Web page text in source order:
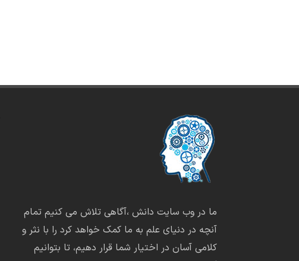
ما در وب سایت دانش ،آگاهی تلاش می کنیم تمام
آنچه در دنیای علم به ما کمک خواهد کرد را با نثر و
کلامی آسان در اختیار شما قرار دهیم، تا بتوانیم